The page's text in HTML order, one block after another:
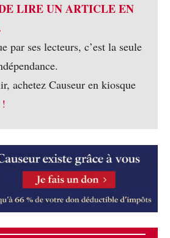
LIRE UN ARTICLE EN
par ses lecteurs, c’est la seule
achetez Causeur en kiosque
!